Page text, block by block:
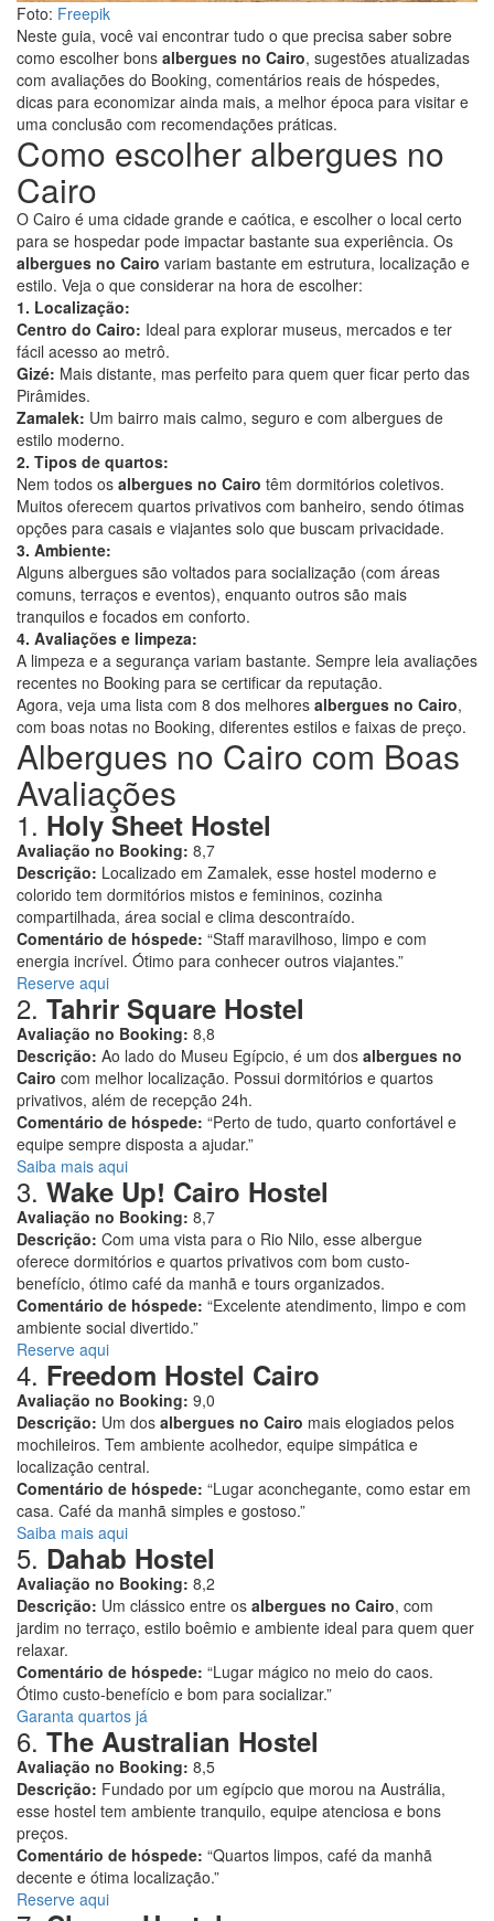
Foto: Freepik
Neste guia, você vai encontrar tudo o que precisa saber sobre
como escolher bons albergues no Cairo, sugestões atualizadas
com avaliações do Booking, comentários reais de hóspedes,
dicas para economizar ainda mais, a melhor época para visitar e
uma conclusão com recomendações práticas.
Como escolher albergues no
Cairo
O Cairo é uma cidade grande e caótica, e escolher o local certo
para se hospedar pode impactar bastante sua experiência. Os
albergues no Cairo variam bastante em estrutura, localização e
estilo. Veja o que considerar na hora de escolher:
1. Localização:
Centro do Cairo: Ideal para explorar museus, mercados e ter
fácil acesso ao metrô.
Gizé: Mais distante, mas perfeito para quem quer ficar perto das
Pirâmides.
Zamalek: Um bairro mais calmo, seguro e com albergues de
estilo moderno.
2. Tipos de quartos:
Nem todos os albergues no Cairo têm dormitórios coletivos.
Muitos oferecem quartos privativos com banheiro, sendo ótimas
opções para casais e viajantes solo que buscam privacidade.
3. Ambiente:
Alguns albergues são voltados para socialização (com áreas
comuns, terraços e eventos), enquanto outros são mais
tranquilos e focados em conforto.
4. Avaliações e limpeza:
A limpeza e a segurança variam bastante. Sempre leia avaliações
recentes no Booking para se certificar da reputação.
Agora, veja uma lista com 8 dos melhores albergues no Cairo,
com boas notas no Booking, diferentes estilos e faixas de preço.
Albergues no Cairo com Boas
Avaliações
1. Holy Sheet Hostel
Avaliação no Booking: 8,7
Descrição: Localizado em Zamalek, esse hostel moderno e
colorido tem dormitórios mistos e femininos, cozinha
compartilhada, área social e clima descontraído.
Comentário de hóspede: “Staff maravilhoso, limpo e com
energia incrível. Ótimo para conhecer outros viajantes.”
Reserve aqui
2. Tahrir Square Hostel
Avaliação no Booking: 8,8
Descrição: Ao lado do Museu Egípcio, é um dos albergues no
Cairo com melhor localização. Possui dormitórios e quartos
privativos, além de recepção 24h.
Comentário de hóspede: “Perto de tudo, quarto confortável e
equipe sempre disposta a ajudar.”
Saiba mais aqui
3. Wake Up! Cairo Hostel
Avaliação no Booking: 8,7
Descrição: Com uma vista para o Rio Nilo, esse albergue
oferece dormitórios e quartos privativos com bom custo-
benefício, ótimo café da manhã e tours organizados.
Comentário de hóspede: “Excelente atendimento, limpo e com
ambiente social divertido.”
Reserve aqui
4. Freedom Hostel Cairo
Avaliação no Booking: 9,0
Descrição: Um dos albergues no Cairo mais elogiados pelos
mochileiros. Tem ambiente acolhedor, equipe simpática e
localização central.
Comentário de hóspede: “Lugar aconchegante, como estar em
casa. Café da manhã simples e gostoso.”
Saiba mais aqui
5. Dahab Hostel
Avaliação no Booking: 8,2
Descrição: Um clássico entre os albergues no Cairo, com
jardim no terraço, estilo boêmio e ambiente ideal para quem quer
relaxar.
Comentário de hóspede: “Lugar mágico no meio do caos.
Ótimo custo-benefício e bom para socializar.”
Garanta quartos já
6. The Australian Hostel
Avaliação no Booking: 8,5
Descrição: Fundado por um egípcio que morou na Austrália,
esse hostel tem ambiente tranquilo, equipe atenciosa e bons
preços.
Comentário de hóspede: “Quartos limpos, café da manhã
decente e ótima localização.”
Reserve aqui